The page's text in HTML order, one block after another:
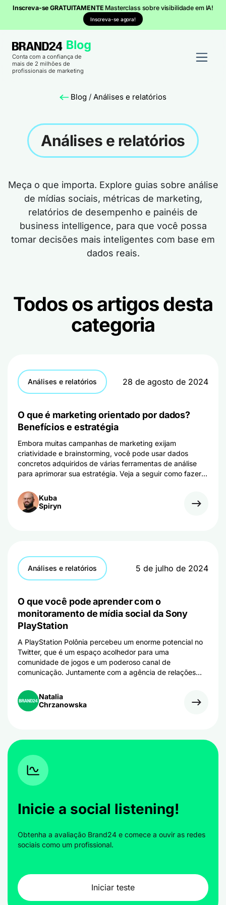
Inscreva-se GRATUITAMENTE Masterclass sobre visibilidade em IA!
Inscreva-se agora!
Conta com a confiança de
mais de 2 milhões de
profissionais de marketing
Blog / Análises e relatórios
Análises e relatórios
Meça o que importa. Explore guias sobre análise
de mídias sociais, métricas de marketing,
relatórios de desempenho e painéis de
business intelligence, para que você possa
tomar decisões mais inteligentes com base em
dados reais.
Todos os artigos desta
categoria
Análises e relatórios 28 de agosto de 2024
O que é marketing orientado por dados?
Benefícios e estratégia
Embora muitas campanhas de marketing exijam
criatividade e brainstorming, você pode usar dados
concretos adquiridos de várias ferramentas de análise
para aprimorar sua estratégia. Veja a seguir como fazer
suas vendas.
Kuba
Spiryn
Análises e relatórios 5 de julho de 2024
O que você pode aprender com o
monitoramento de mídia social da Sony
PlayStation
A PlayStation Polônia percebeu um enorme potencial no
Twitter, que é um espaço acolhedor para uma
comunidade de jogos e um poderoso canal de
comunicação. Juntamente com a agência de relações
aumentar o envolvimento de seus fãs na plataforma
usando mensagens de 140 caracteres.
Natalia
Chrzanowska
Inicie a social listening!
Obtenha a avaliação Brand24 e comece a ouvir as redes
sociais como um profissional.
Iniciar teste